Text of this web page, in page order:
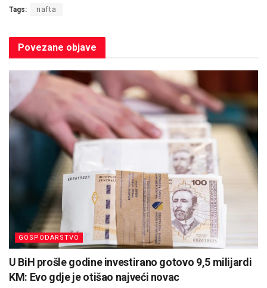
Tags: nafta
Povezane objave
GOSPODARSTVO
U BiH prošle godine investirano gotovo 9,5 milijardi
KM: Evo gdje je otišao najveći novac